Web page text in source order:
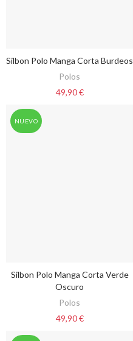
VER OPCIONES
Silbon Polo Manga Corta Burdeos
Polos
49,90 €
NUEVO
VER OPCIONES
Silbon Polo Manga Corta Verde
Oscuro
Polos
49,90 €